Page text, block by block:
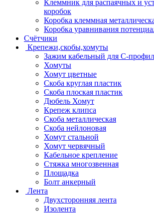
Клеммник для распаячных и
коробок
Коробка клеммная
Коробка уравнивания
Счётчики
Крепежи,скобы,хомуты
Зажим кабельный для С-
Хомуты
Хомут цветные
Скоба круглая пластик
Скоба плоская пластик
Дюбель Хомут
Крепеж клипса
Скоба металлическая
Скоба нейлоновая
Хомут стальной
Хомут червячный
Кабельное крепление
Стяжка многозвенная
Площадка
Болт анкерный
Лента
Двухсторонняя лента
Изолента